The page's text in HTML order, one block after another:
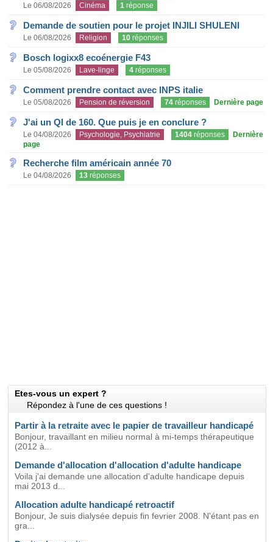
Le 06/08/2026 Cinéma 1 réponse
Demande de soutien pour le projet INJILI SHULENI
Le 06/08/2026 Religion 10 réponses
Bosch logixx8 ecoénergie F43
Le 05/08/2026 Lave-linge 4 réponses
Comment prendre contact avec INPS italie
Le 05/08/2026 Pension de réversion 74 réponses Dernière page
J'ai un QI de 160. Que puis je en conclure ?
Le 04/08/2026 Psychologie, Psychiatrie 1404 réponses
Dernière
page
Recherche film américain année 70
Le 04/08/2026 13 réponses
Etes-vous un expert ?
Répondez à l'une de ces questions !
Partir à la retraite avec le papier de travailleur handicapé
Bonjour, travaillant en milieu normal à mi-temps thérapeutique
(2012 à...
Demande d'allocation d'allocation d'adulte handicape
Voila j'ai demande une allocation d'adulte handicape depuis
mai 2013 d...
Allocation adulte handicapé retroactif
Bonjour, Je suis dialysée depuis fin fevrier 2008. N'étant pas en
gra...